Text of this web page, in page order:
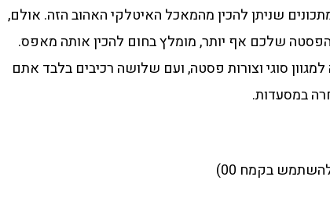
שניתן להכין מהמאכל האיטלקי האהוב הזה. אולם,
שלכם אף יותר, מומלץ בחום להכין אותה מאפס.
סוגי וצורות פסטה, ועם שלושה רכיבים בלבד אתם
במסעדות.